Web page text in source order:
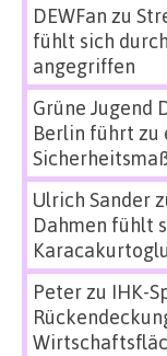
DEWFan zu
fühlt sich
angegriffen
Grüne Jugend
Berlin führt zu
Ulrich Sander
Dahmen fühlt
Peterzu IHK-